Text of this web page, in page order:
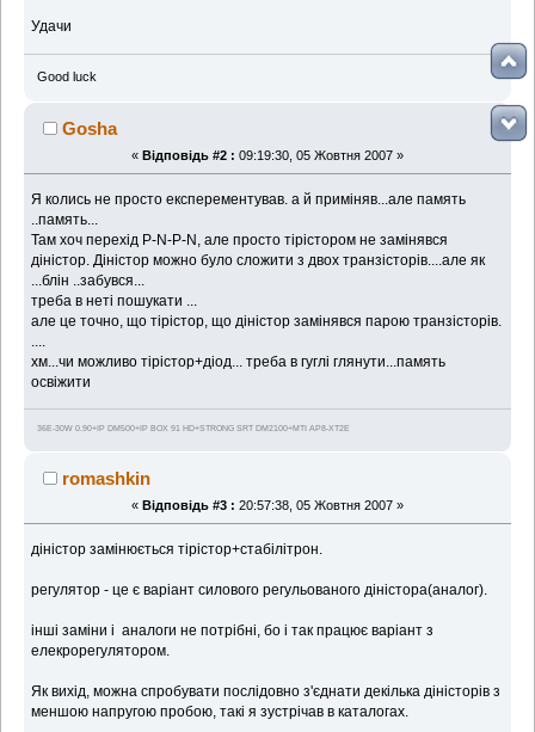
Удачи
Good luck
Gosha
« Відповідь #2 : 09:19:30, 05 Жовтня 2007 »
Я колись не просто експерементував. а й приміняв...але память
..память...
Там хоч перехід P-N-P-N, але просто тірістором не замінявся
діністор. Діністор можно було сложити з двох транзісторів....але як
...блін ..забувся...
треба в неті пошукати ...
але це точно, що тірістор, що діністор замінявся парою транзісторів.
хм...чи можливо тірістор+діод... треба в гуглі глянути...память
освіжити
36Е-30W 0.90+IP DM500+IP BOX 91 HD+STRONG SRT DM2100+MTI AP8-XT2E
romashkin
« Відповідь #3 : 20:57:38, 05 Жовтня 2007 »
діністор замінюється тірістор+стабілітрон.
регулятор - це є варіант силового регульованого діністора(аналог).
інші заміни і аналоги не потрібні, бо і так працює варіант з
елекрорегулятором.
Як вихід, можна спробувати послідовно з'єднати декілька діністорів з
меншою напругою пробою, такі я зустрічав в каталогах.